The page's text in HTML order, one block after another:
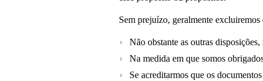
Sem prejuízo, geralmente
Não obstante as outras
Na medida em que somos
Se acreditarmos que os